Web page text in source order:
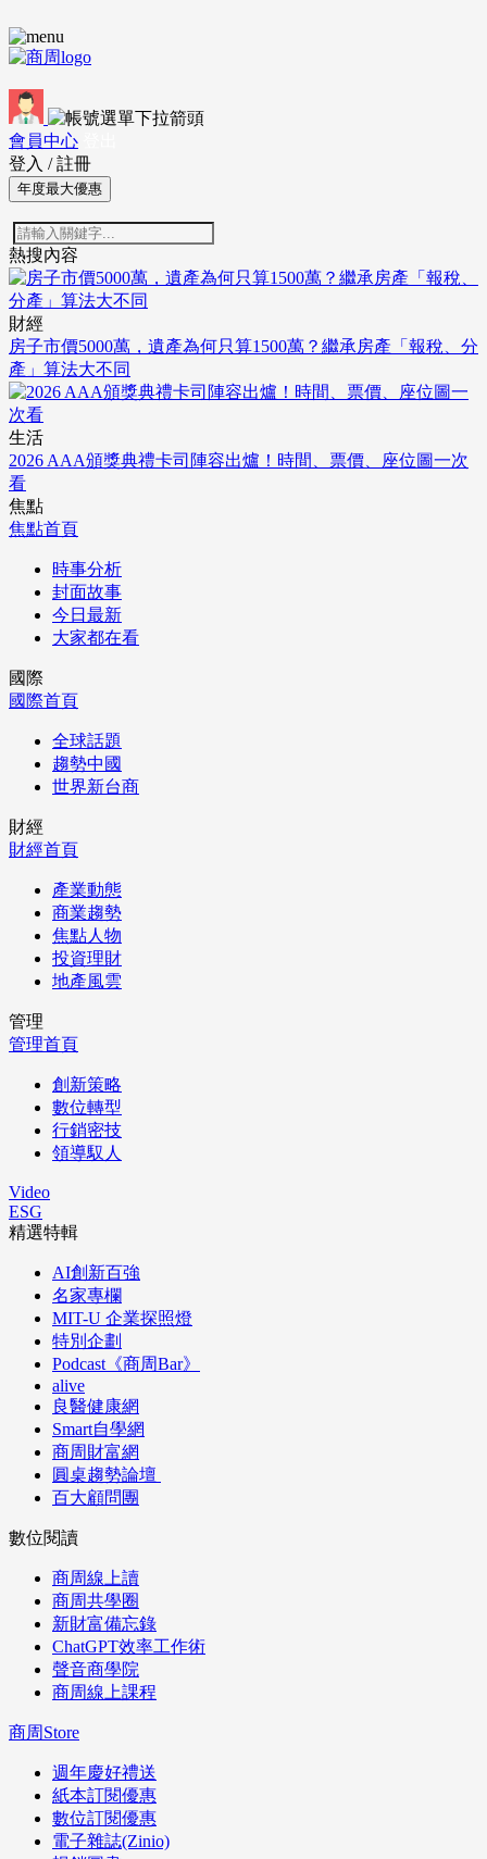
會員中心
登入 / 註冊
年度最大優惠
熱搜內容
財經
房子市價5000萬，遺產為何只算1500萬？繼承房產「報稅、分
產」算法大不同
生活
2026 AAA頒獎典禮卡司陣容出爐！時間、票價、座位圖一次
看
焦點
焦點首頁
時事分析
封面故事
今日最新
大家都在看
國際
國際首頁
全球話題
趨勢中國
世界新台商
財經
財經首頁
產業動態
商業趨勢
焦點人物
投資理財
地產風雲
管理
管理首頁
創新策略
數位轉型
行銷密技
領導馭人
Video
ESG
精選特輯
AI創新百強
名家專欄
MIT-U 企業探照燈
特別企劃
Podcast《商周Bar》
alive
良醫健康網
Smart自學網
商周財富網
圓桌趨勢論壇
百大顧問團
數位閱讀
商周線上讀
商周共學圈
新財富備忘錄
ChatGPT效率工作術
聲音商學院
商周線上課程
商周Store
週年慶好禮送
紙本訂閱優惠
數位訂閱優惠
電子雜誌(Zinio)